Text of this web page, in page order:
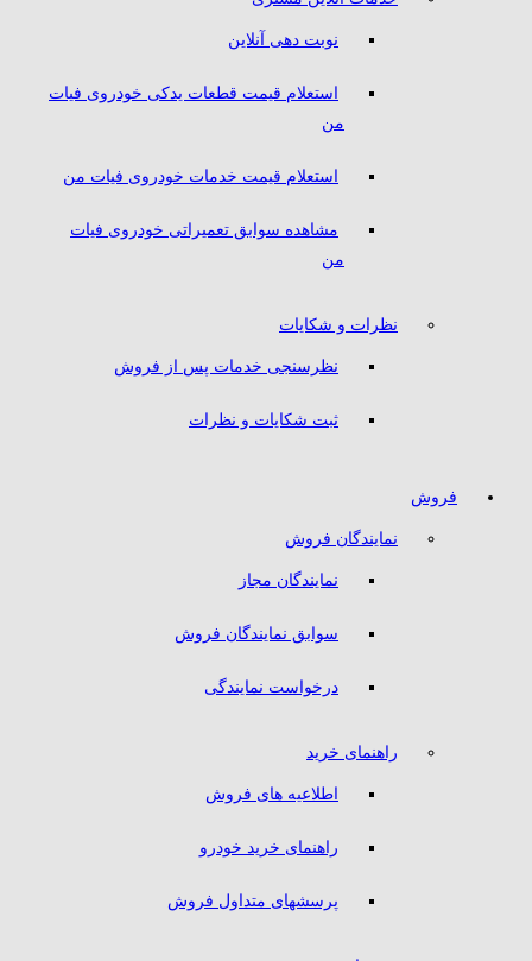
نوبت دهی آنلاین
استعلام قیمت قطعات یدکی خودروی فیات
من
استعلام قیمت خدمات خودروی فیات من
مشاهده سوابق تعمیراتی خودروی فیات
من
نظرات و شکایات
نظرسنجی خدمات پس از فروش
ثبت شکایات و نظرات
فروش
نمایندگان فروش
نمایندگان مجاز
سوابق نمایندگان فروش
درخواست نمایندگی
راهنمای خرید
اطلاعیه های فروش
راهنمای خرید خودرو
پرسشهای متداول فروش